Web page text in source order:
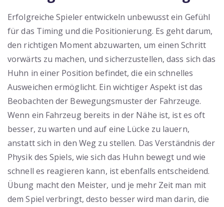
Erfolgreiche Spieler entwickeln unbewusst ein Gefühl
für das Timing und die Positionierung. Es geht darum,
den richtigen Moment abzuwarten, um einen Schritt
vorwärts zu machen, und sicherzustellen, dass sich das
Huhn in einer Position befindet, die ein schnelles
Ausweichen ermöglicht. Ein wichtiger Aspekt ist das
Beobachten der Bewegungsmuster der Fahrzeuge.
Wenn ein Fahrzeug bereits in der Nähe ist, ist es oft
besser, zu warten und auf eine Lücke zu lauern,
anstatt sich in den Weg zu stellen. Das Verständnis der
Physik des Spiels, wie sich das Huhn bewegt und wie
schnell es reagieren kann, ist ebenfalls entscheidend.
Übung macht den Meister, und je mehr Zeit man mit
dem Spiel verbringt, desto besser wird man darin, die